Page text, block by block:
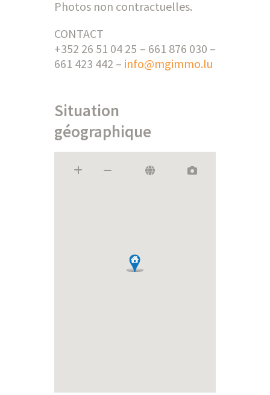
Photos non contractuelles.
CONTACT
+352 26 51 04 25 – 661 876 030 –
661 423 442 – info@mgimmo.lu
Situation
géographique